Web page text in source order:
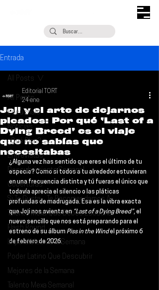
Entrada
All Posts
Escúchalo
Noticias
¿Qué Plan?
Entrevistas
Descubrimiento Semanal
Coberturas
Si Te Gusta... Te Recomendamos A...
Talento Mexa Que Debes Escuchar
Flash Round
Imperdibles de la Semana
Poder Latino Que Descubrir
Mejores de la Semana
Talento Mexa Semanal
All Posts
Joji y el arte de dejarnos
picados: Por qué ‘Last of a
Dying Breed’ es el viaje
que no sabías que
necesitabas
Editorial TORT
24 ene
¿Alguna vez has sentido que eres el último de tu
especie? Como si todos a tu alrededor estuvieran
en una frecuencia distinta y tú fueras el único que
todavía aprecia el silencio o las pláticas
profundas de madrugada. Esa es la vibra exacta
que Joji nos avienta en “Last of a Dying Breed”, el
nuevo sencillo que nos está preparando para el
estreno de su álbum Piss in the Wind el próximo 6
de febrero de 2026.